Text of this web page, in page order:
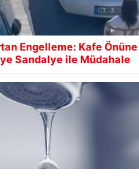
Engelleme: Kafe
Sandalye ile Müdahale